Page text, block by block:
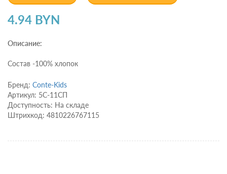
4.94 BYN
Описание:
Состав -100% хлопок
Бренд: Conte-Kids
Артикул: 5С-11СП
Доступность: На складе
Штрихкод: 4810226767115